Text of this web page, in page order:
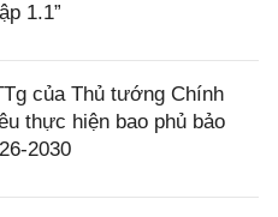
1.1”
của Thủ tướng Chính
thực hiện bao phủ bảo
2030